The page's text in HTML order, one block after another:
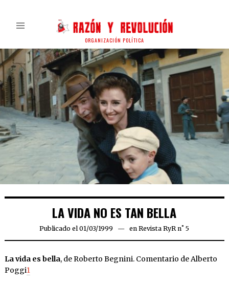
ORGANIZACIÓN POLÍTICA
LA VIDA NO ES TAN BELLA
Publicado el 01/03/1999 30/03/2020
en Revista RyR n˚ 5
La vida es bella, de Roberto Begnini. Comentario de Alberto
Poggi1